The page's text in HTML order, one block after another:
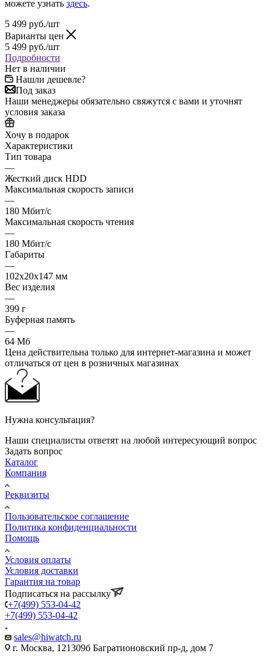
можете узнать здесь.
5 499 руб./шт
Варианты цен
5 499 руб./шт
Подробности
Нет в наличии
Нашли дешевле?
Под заказ
Наши менеджеры обязательно свяжутся с вами и уточнят
условия заказа
Хочу в подарок
Характеристики
Тип товара
—
Жесткий диск HDD
Максимальная скорость записи
—
180 Мбит/с
Максимальная скорость чтения
—
180 Мбит/с
Габариты
—
102х20х147 мм
Вес изделия
—
399 г
Буферная память
—
64 Мб
Цена действительна только для интернет-магазина и может
отличаться от цен в розничных магазинах
Нужна консультация?
Наши специалисты ответят на любой интересующий вопрос
Задать вопрос
Каталог
Компания
Реквизиты
Пользовательское соглашение
Политика конфиденциальности
Помощь
Условия оплаты
Условия доставки
Гарантия на товар
Подписаться на рассылку
+7(499) 553-04-42
+7(499) 553-04-42
sales@hiwatch.ru
г. Москва, 121309б Багратионовский пр-д, дом 7